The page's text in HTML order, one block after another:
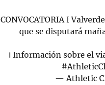
CONVOCATORIA I
que se disputará
ℹ️ Información sobre el
— Athletic